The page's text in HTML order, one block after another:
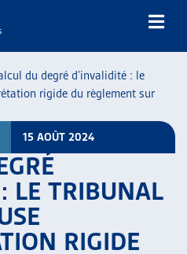
du degré d’invalidité : le
rigide du règlement sur
15 AOÛT 2024
LE TRIBUNAL
RIGIDE